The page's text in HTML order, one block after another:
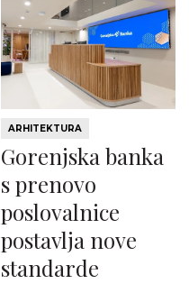
ARHITEKTURA
Gorenjska banka
s prenovo
poslovalnice
postavlja nove
standarde